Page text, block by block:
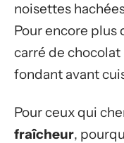
noisettes
Pour encore plus
carré de
fondant avant
Pour ceux qui
fraîcheur,